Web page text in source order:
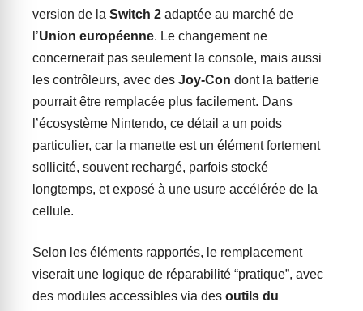
version de la Switch 2 adaptée au marché de
l’Union européenne. Le changement ne
concernerait pas seulement la console, mais aussi
les contrôleurs, avec des Joy-Con dont la batterie
pourrait être remplacée plus facilement. Dans
l’écosystème Nintendo, ce détail a un poids
particulier, car la manette est un élément fortement
sollicité, souvent rechargé, parfois stocké
longtemps, et exposé à une usure accélérée de la
cellule.
Selon les éléments rapportés, le remplacement
viserait une logique de réparabilité “pratique”, avec
des modules accessibles via des outils du